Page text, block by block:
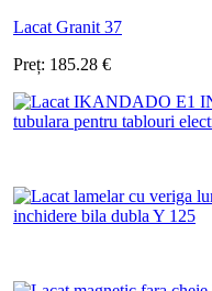
Lacat Granit 37
Preț: 185.28 €